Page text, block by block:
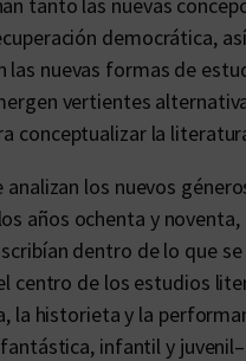
democrática,
las nuevas formas de
vertientes
conceptualizar la
los nuevos
años ochenta y
dentro de lo que
centro de los estudios
la historieta y la
infantil y